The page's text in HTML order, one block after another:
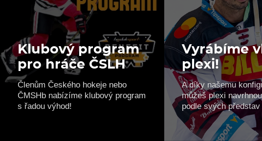
Klubový program
pro hráče ČSLH
Členům Českého hokeje nebo
ČMSHb nabízíme klubový program
s řadou výhod!
Vyrábíme
plexi!
A díky našemu
můžeš plexi
podle svých představ